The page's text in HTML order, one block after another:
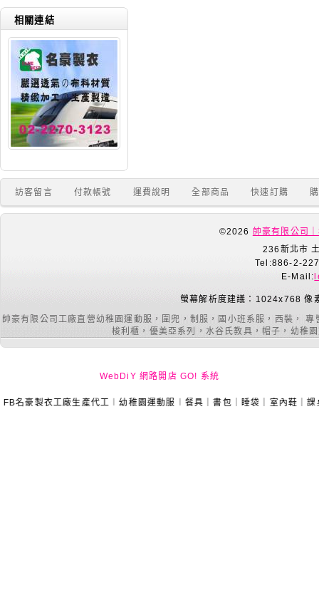
相關連結
訪客留言 付款帳號 運費說明 全部商品 快速訂購
©2026 帥豪有限公司
236新北市
Tel:886-2-
E-Mail:
螢幕解析度建議：1024x768 像
帥豪有限公司工廠直營幼稚園運動服，圍兜，制服，國小班系服，西裝，
梭利櫃，優美亞系列，水谷氏教具，帽子，幼稚
WebDiY 網路開店 GO! 系統
製衣工廠生產代工︱幼稚園運動服︱餐具｜書包｜睡袋｜室內鞋｜課桌